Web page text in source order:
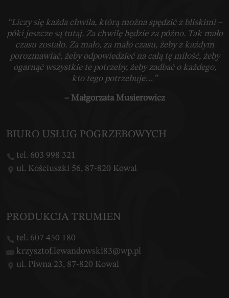
“Liczy się każda chwila, którą można spędzić z bliskimi –
póki jeszcze są tutaj. Za chwilę będzie za późno. Tak mało
czasu zostało. Za mało, za mało czasu, żeby z każdym
porozmawiać, żeby odpowiedzieć na całą tę miłość, żeby
ogarnąć wszystkie te potrzeby, żeby zadbać o każdego,
kto tego potrzebuje…”
– Małgorzata Musierowicz
BIURO USŁUG POGRZEBOWYCH
tel. 603 998 321
ul. Kościuszki 56, 87-820 Kowal
PRODUKCJA TRUMIEN
tel. 607 450 180
krzysztof.lewandowski83@wp.pl
ul. Piwna 23, 87-820 Kowal